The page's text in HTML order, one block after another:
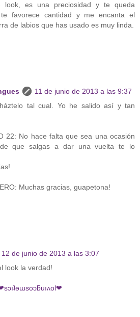
look, es una preciosidad y te queda
favorece cantidad y me encanta el
de labios que has usado es muy linda.
11 de junio de 2013 a las 9:37
tal cual. Yo he salido así y tan
22: No hace falta que sea una ocasión
que salgas a dar una vuelta te lo
Muchas gracias, guapetona!
12 de junio de 2013 a las 3:07
look la verdad!